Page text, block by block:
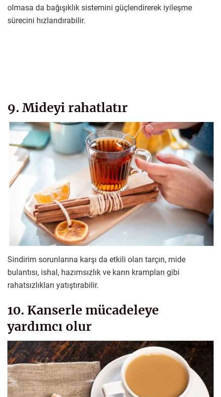
olmasa da bağışıklık sistemini güçlendirerek iyileşme
sürecini hızlandırabilir.
9. Mideyi rahatlatır
Sindirim sorunlarına karşı da etkili olan tarçın, mide
bulantısı, ishal, hazımsızlık ve karın krampları gibi
rahatsızlıkları yatıştırabilir.
10. Kanserle mücadeleye
yardımcı olur